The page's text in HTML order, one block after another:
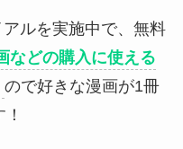
ルを実施中で、無料
などの購入に使える
ので好きな漫画が1冊